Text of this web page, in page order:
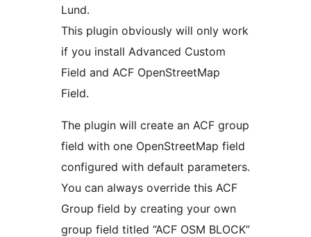
Lund.
This plugin obviously will only work
if you install Advanced Custom
Field and ACF OpenStreetMap
Field.
The plugin will create an ACF group
field with one OpenStreetMap field
configured with default parameters.
You can always override this ACF
Group field by creating your own
group field titled “ACF OSM BLOCK”